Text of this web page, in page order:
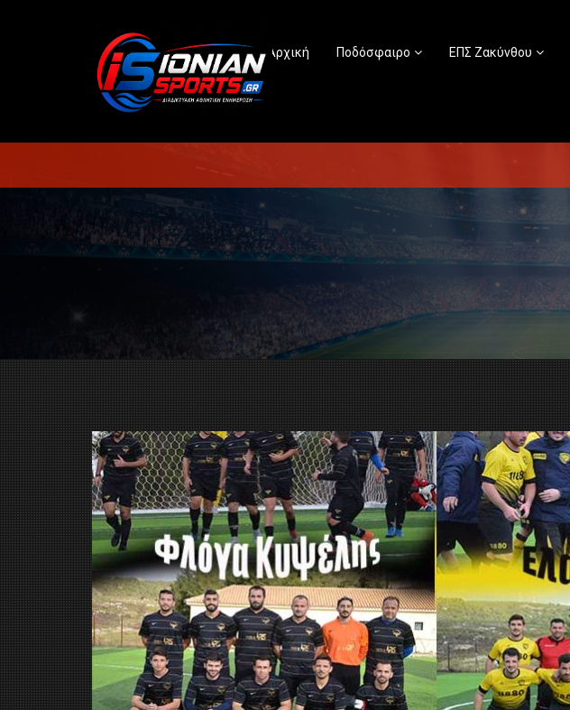
Αρχική Ποδόσφαιρο ΕΠΣ Ζακύνθου